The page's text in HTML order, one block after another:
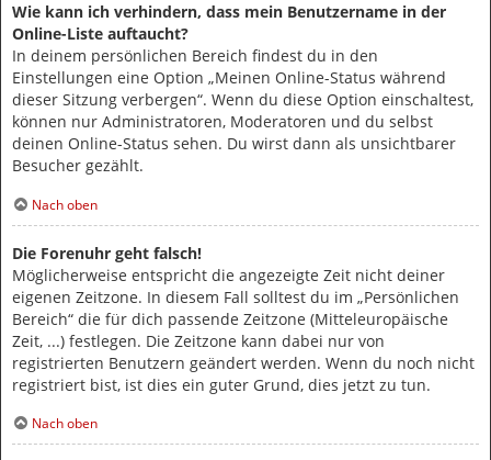
Wie kann ich verhindern, dass mein Benutzername in der
Online-Liste auftaucht?
In deinem persönlichen Bereich findest du in den
Einstellungen eine Option „Meinen Online-Status während
dieser Sitzung verbergen“. Wenn du diese Option einschaltest,
können nur Administratoren, Moderatoren und du selbst
deinen Online-Status sehen. Du wirst dann als unsichtbarer
Besucher gezählt.
Nach oben
Die Forenuhr geht falsch!
Möglicherweise entspricht die angezeigte Zeit nicht deiner
eigenen Zeitzone. In diesem Fall solltest du im „Persönlichen
Bereich“ die für dich passende Zeitzone (Mitteleuropäische
Zeit, ...) festlegen. Die Zeitzone kann dabei nur von
registrierten Benutzern geändert werden. Wenn du noch nicht
registriert bist, ist dies ein guter Grund, dies jetzt zu tun.
Nach oben